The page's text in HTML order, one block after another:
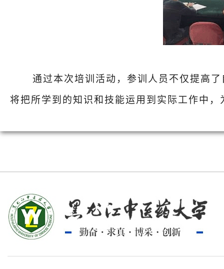
通过本次培训活动，参训人员不仅提高
将把所学到的知识和技能运用到实际工作中